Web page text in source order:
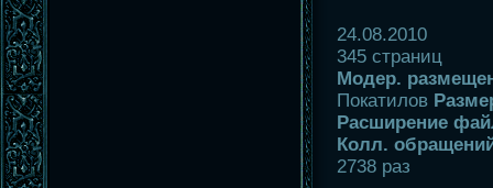
24.08.2010
345 страниц
Модер.
Покатилов
Расширение
Колл.
2738 раз